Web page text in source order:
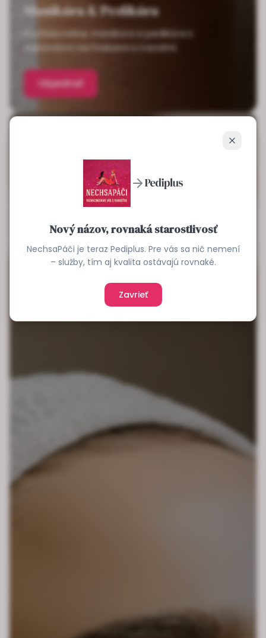
Zavrieť
Nový názov, rovnaká starostlivosť
NechsaPáči je teraz Pediplus. Pre vás sa nič nemení
– služby, tím aj kvalita ostávajú rovnaké.
Zavrieť
Manikúra & Pedikúra
Profesionálne manikúra a pedikúra s
najnovšími technikami a trendmi
Objednať